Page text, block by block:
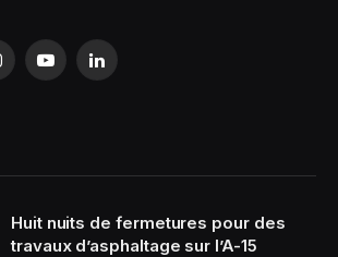
YouTubeLinkedIn
Huit nuits de fermetures pour des
travaux d’asphaltage sur l’A-15